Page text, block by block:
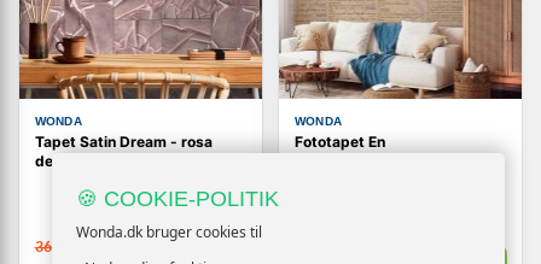
WONDA
Tapet Satin Dream - rosa
designtapet med struktur
369,-
WONDA
Fototapet En
🍪 COOKIE-POLITIK
Wonda.dk bruger cookies til